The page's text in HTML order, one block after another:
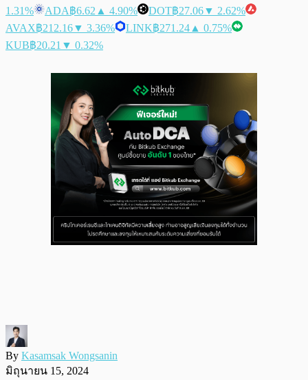
1.31%
ADA฿6.62 ▲ 4.90% DOT฿27.06▼ 2.62%
AVAX฿212.16▼ 3.36% LINK฿271.24 ▲ 0.75%
KUB฿20.21 ▼ 0.32%
By Kasamsak Wongsanin
มิถุนายน 15, 2024